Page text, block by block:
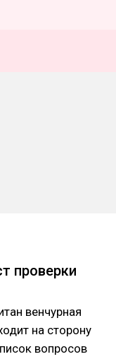
проверки
венчурная
на сторону
вопросов